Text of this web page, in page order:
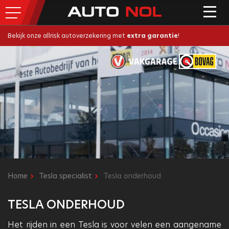
Bekijk onze allrisk autoverzekering met extra garantie!
Home Tesla specialist Tesla onderhoud
TESLA ONDERHOUD
Het rijden in een Tesla is voor velen een aangename